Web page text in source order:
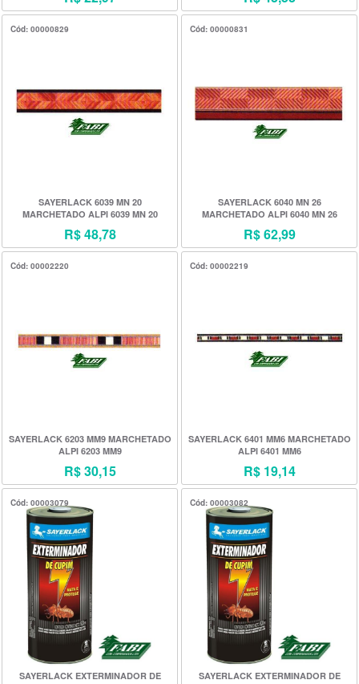
Cód: 00000829
SAYERLACK 6039 MN 20
MARCHETADO ALPI 6039 MN 20
R$ 48,78
Cód: 00000831
SAYERLACK 6040 MN 26
MARCHETADO ALPI 6040 MN 26
R$ 62,99
Cód: 00002220
SAYERLACK 6203 MM9 MARCHETADO
ALPI 6203 MM9
R$ 30,15
Cód: 00002219
SAYERLACK 6401 MM6 MARCHETADO
ALPI 6401 MM6
R$ 19,14
Cód: 00003079
SAYERLACK EXTERMINADOR DE
Cód: 00003082
SAYERLACK EXTERMINADOR DE